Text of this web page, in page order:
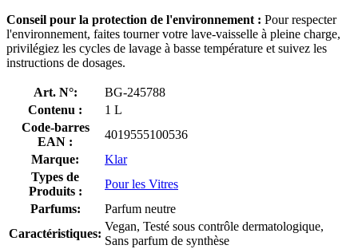
Conseil pour la protection de l'environnement : Pour respecter
l'environnement, faites tourner votre lave-vaisselle à pleine charge,
privilégiez les cycles de lavage à basse température et suivez les
instructions de dosages.
Art. N°:
BG-245788
Contenu :
1 L
Code-barres
EAN :
4019555100536
Marque:
Klar
Types de
Produits :
Pour les Vitres
Parfums:
Parfum neutre
Caractéristiques:
Vegan, Testé sous contrôle dermatologique,
Sans parfum de synthèse